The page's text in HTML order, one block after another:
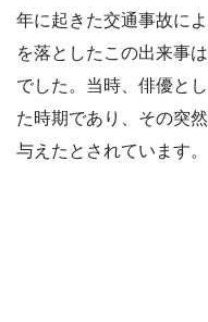
年に起きた交通事故に
を落としたこの出来事
でした。当時、俳優と
た時期であり、その突
与えたとされています。